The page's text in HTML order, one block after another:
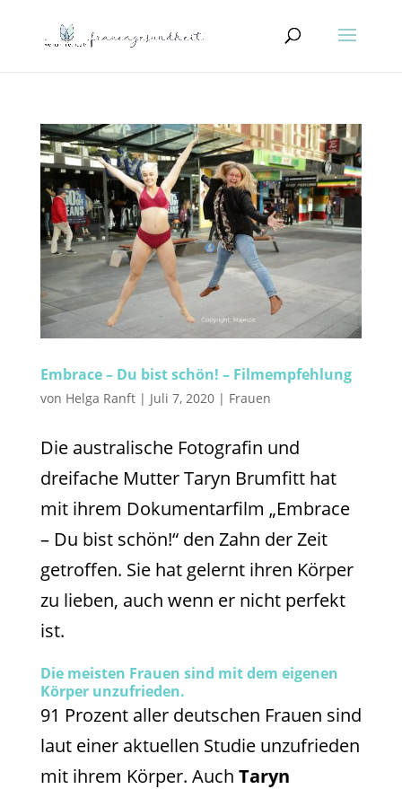
Embrace – Du bist schön! – Filmempfehlung
von Helga Ranft| Juli 7, 2020| Frauen
Die australische Fotografin und
dreifache Mutter Taryn Brumfitt hat
mit ihrem Dokumentarfilm „Embrace
– Du bist schön!“ den Zahn der Zeit
getroffen. Sie hat gelernt ihren Körper
zu lieben, auch wenn er nicht perfekt
ist.
Die meisten Frauen sind mit dem eigenen
Körper unzufrieden.
91 Prozent aller deutschen Frauen sind
laut einer aktuellen Studie unzufrieden
mit ihrem Körper. Auch Taryn